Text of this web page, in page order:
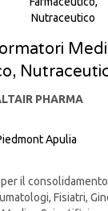
PHARMA
Apulia
per il
Fisiatri,